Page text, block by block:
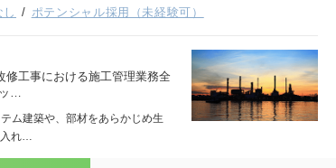
ポテンシャル採用（未経験可）
修工事における施工管理業務全
…
ム建築や、部材をあらかじめ生
入れ…